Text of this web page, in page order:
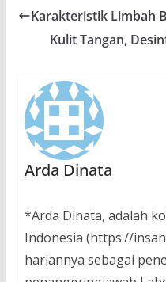
Karakteristik Limbah
Kulit Tangan,
Arda Dinata
*Arda Dinata, adalah
Indonesia (https://
hariannya sebagai